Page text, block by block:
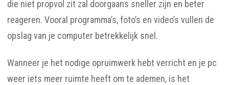
die niet propvol zit zal doorgaans sneller zijn en beter
reageren. Vooral programma’s, foto’s en video’s vullen de
opslag van je computer betrekkelijk snel.
Wanneer je het nodige opruimwerk hebt verricht en je pc
weer iets meer ruimte heeft om te ademen, is het